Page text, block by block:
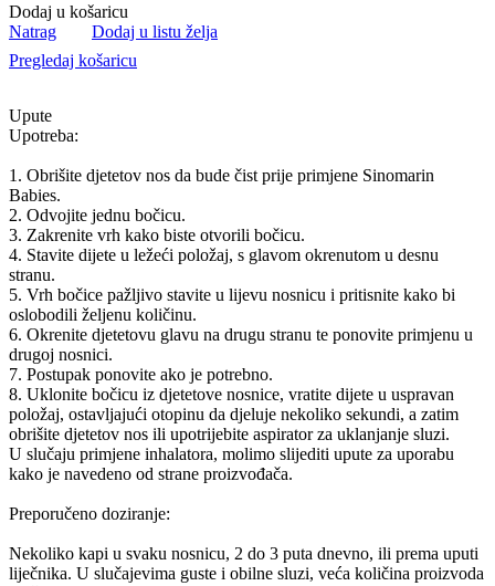
Dodaj u košaricu
Natrag
Dodaj u listu želja
Pregledaj košaricu
Upute
Upotreba:
1. Obrišite djetetov nos da bude čist prije primjene Sinomarin
Babies.
2. Odvojite jednu bočicu.
3. Zakrenite vrh kako biste otvorili bočicu.
4. Stavite dijete u ležeći položaj, s glavom okrenutom u desnu
stranu.
5. Vrh bočice pažljivo stavite u lijevu nosnicu i pritisnite kako bi
oslobodili željenu količinu.
6. Okrenite djetetovu glavu na drugu stranu te ponovite primjenu u
drugoj nosnici.
7. Postupak ponovite ako je potrebno.
8. Uklonite bočicu iz djetetove nosnice, vratite dijete u uspravan
položaj, ostavljajući otopinu da djeluje nekoliko sekundi, a zatim
obrišite djetetov nos ili upotrijebite aspirator za uklanjanje sluzi.
U slučaju primjene inhalatora, molimo slijediti upute za uporabu
kako je navedeno od strane proizvođača.
Preporučeno doziranje:
Nekoliko kapi u svaku nosnicu, 2 do 3 puta dnevno, ili prema uputi
liječnika. U slučajevima guste i obilne sluzi, veća količina proizvoda